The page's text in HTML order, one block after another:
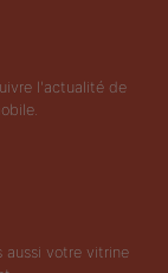
l'actualité de
votre vitrine